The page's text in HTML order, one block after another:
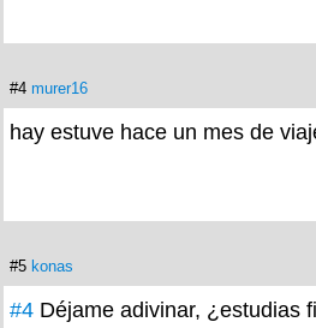
#4 murer16
hay estuve hace un mes de
#5 konas
#4 Déjame adivinar, ¿estudias